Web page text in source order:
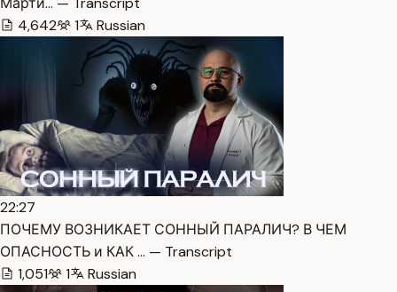
4,642
1 Russian
22:27
ПОЧЕМУ ВОЗНИКАЕТ СОННЫЙ ПАРАЛИЧ? В ЧЕМ
ОПАСНОСТЬ и КАК … — Transcript
1,051
1 Russian